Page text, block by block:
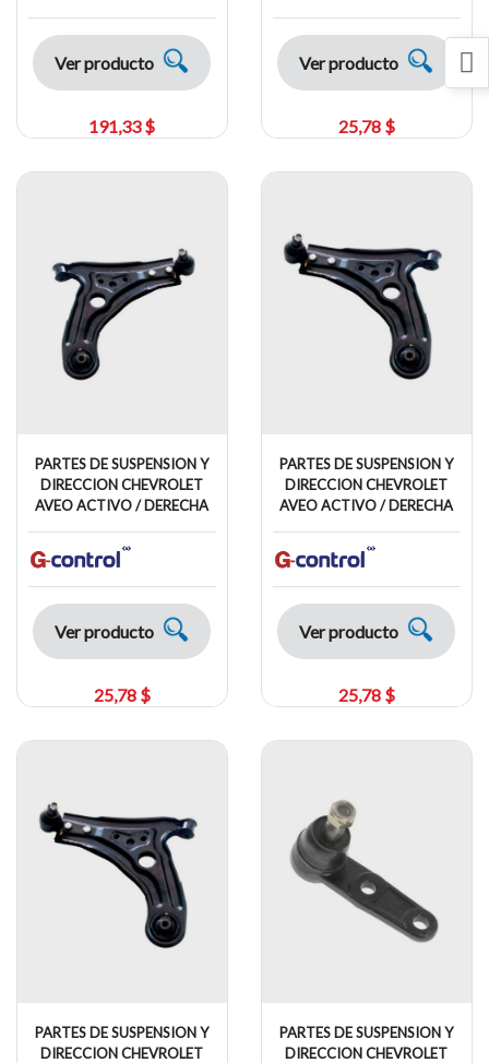
Ver producto
191,33 $
Ver producto
25,78 $
PARTES DE SUSPENSION Y
DIRECCION CHEVROLET
AVEO ACTIVO / DERECHA
Ver producto
25,78 $
PARTES DE SUSPENSION Y
DIRECCION CHEVROLET
AVEO ACTIVO / DERECHA
Ver producto
25,78 $
PARTES DE SUSPENSION Y
DIRECCION CHEVROLET
PARTES DE SUSPENSION Y
DIRECCION CHEVROLET